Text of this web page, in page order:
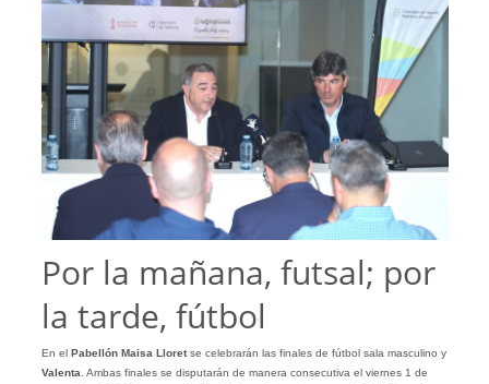
Por la mañana, futsal; por
la tarde, fútbol
En el Pabellón Maisa Lloretse celebrarán las finales de fútbol sala masculino y
Valenta . Ambas finales se disputarán de manera consecutiva el viernes 1 de